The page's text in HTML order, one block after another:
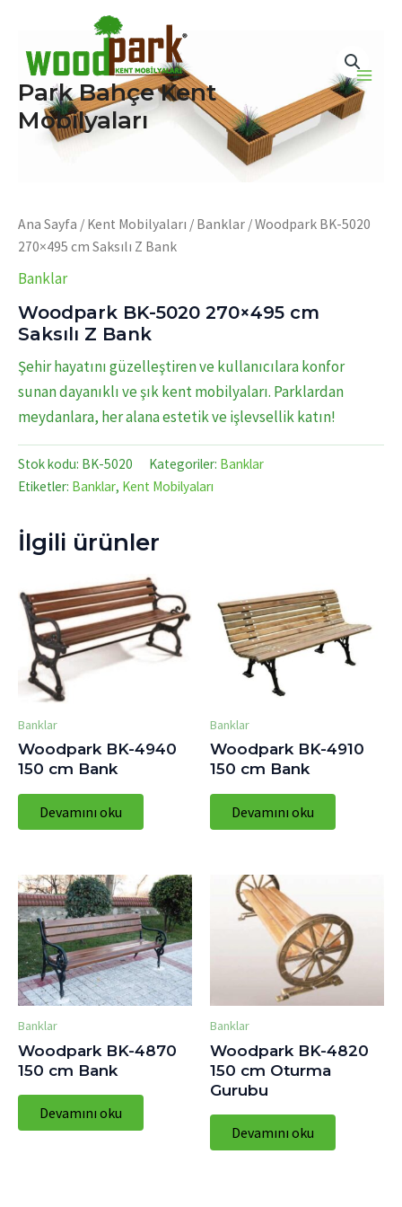
Park Bahçe Kent
Mobilyaları
Main
Ana Sayfa / Kent Mobilyaları / Banklar / Woodpark BK-5020
270×495 cm Saksılı Z Bank
Banklar
Woodpark BK-5020 270×495 cm
Saksılı Z Bank
Şehir hayatını güzelleştiren ve kullanıcılara konfor
sunan dayanıklı ve şık kent mobilyaları. Parklardan
meydanlara, her alana estetik ve işlevsellik katın!
Stok kodu: BK-5020 Kategoriler: Banklar
Etiketler: Banklar, Kent Mobilyaları
İlgili ürünler
Banklar
Woodpark BK-4940
150 cm Bank
Devamını oku
Banklar
Woodpark BK-4910
150 cm Bank
Devamını oku
Banklar
Woodpark BK-4870
150 cm Bank
Devamını oku
Banklar
Woodpark BK-4820
150 cm Oturma
Gurubu
Devamını oku